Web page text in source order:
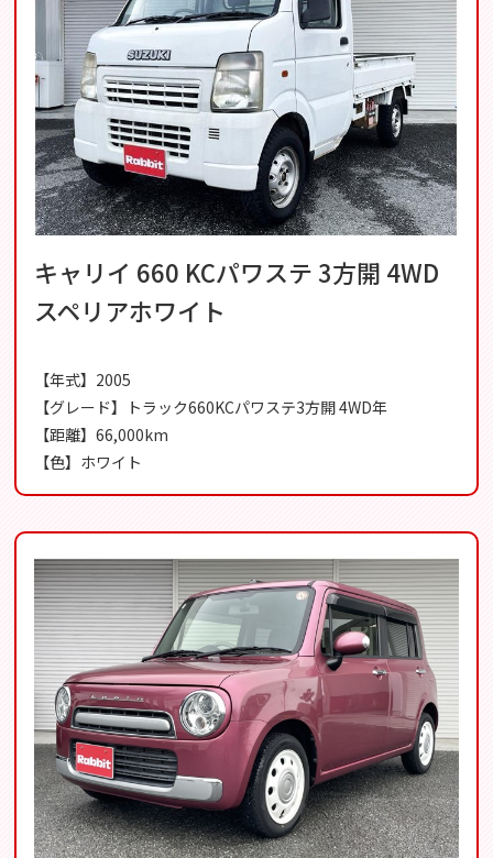
キャリイ 660 KCパワステ 3方開 4WD
スペリアホワイト
【年式】2005
【グレード】トラック660KCパワステ3方開 4WD年
【距離】66,000km
【色】ホワイト